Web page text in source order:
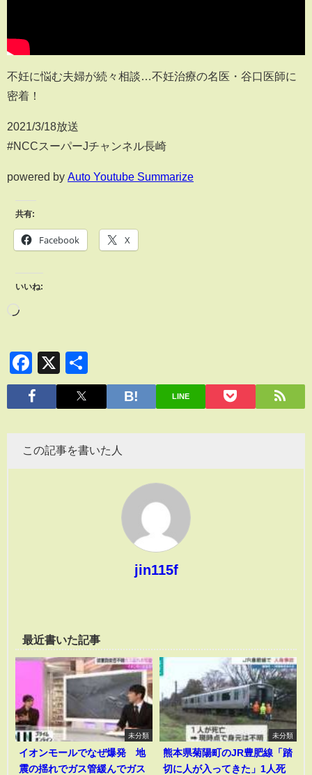
不妊に悩む夫婦が続々相談…不妊治療の名医・谷口医師に
密着！
2021/3/18放送
#NCCスーパーJチャンネル長崎
powered by Auto Youtube Summarize
共有:
Facebook X
いいね:
Facebook
X
有
LINE
この記事を書いた人
jin115f
最近書いた記事
未分類
イオンモールでなぜ爆発 地
震の揺れでガス管緩んでガス
未分類
熊本県菊陽町のJR豊肥線「踏
切に人が入ってきた」1人死